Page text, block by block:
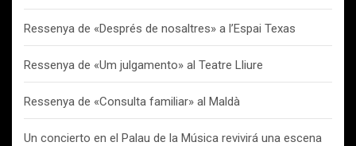
Ressenya de «Després de nosaltres» a l’Espai Texas
Ressenya de «Um julgamento» al Teatre Lliure
Ressenya de «Consulta familiar» al Maldà
Un concierto en el Palau de la Música revivirá una escena